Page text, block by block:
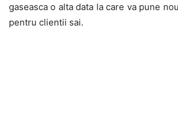
gaseasca o alta data la care va pune
pentru clientii sai.